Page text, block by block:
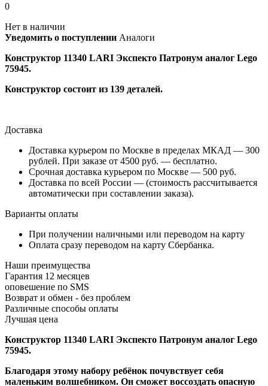
0
Нет в наличии
Уведомить о поступлении Аналоги
Конструктор 11340 LARI Экспекто Патронум аналог Lego
75945.
Конструктор состоит из 139 деталей.
Доставка
Доставка курьером по Москве в пределах МКАД — 300
рублей. При заказе от 4500 руб. — бесплатно.
Срочная доставка курьером по Москве — 500 руб.
Доставка по всей России — (стоимость рассчитывается
автоматически при составлении заказа).
Варианты оплаты
При получении наличными или переводом на карту
Оплата сразу переводом на карту Сбербанка.
Наши преимущества
Гарантия 12 месяцев
оповешение по SMS
Возврат и обмен - без проблем
Различные способы оплаты
Лучшая цена
Конструктор 11340 LARI Экспекто Патронум аналог Lego
75945.
Благодаря этому набору ребёнок почувствует себя
маленьким волшебником. Он сможет воссоздать опасную